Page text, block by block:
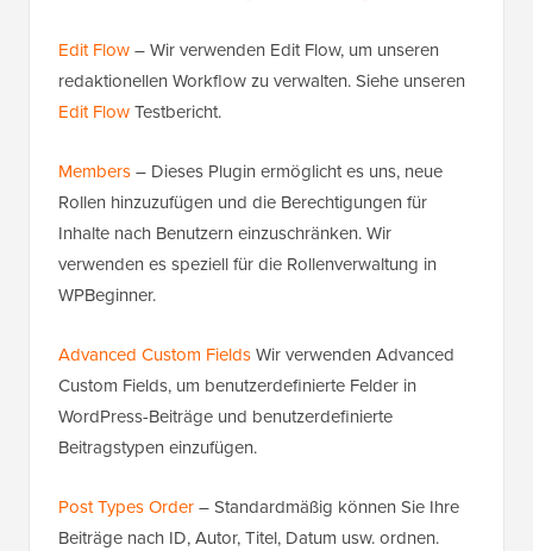
Edit Flow– Wir verwenden Edit Flow, um unseren
redaktionellen Workflow zu verwalten. Siehe unseren
Edit FlowTestbericht.
Members– Dieses Plugin ermöglicht es uns, neue
Rollen hinzuzufügen und die Berechtigungen für
Inhalte nach Benutzern einzuschränken. Wir
verwenden es speziell für die Rollenverwaltung in
WPBeginner.
Advanced Custom FieldsWir verwenden Advanced
Custom Fields, um benutzerdefinierte Felder in
WordPress-Beiträge und benutzerdefinierte
Beitragstypen einzufügen.
Post Types Order– Standardmäßig können Sie Ihre
Beiträge nach ID, Autor, Titel, Datum usw. ordnen.